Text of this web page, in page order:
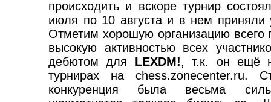
происходить и вскоре турнир
июля по 10 августа и в нем приняли
Отметим хорошую организацию всего
высокую активностью всех
дебютом для LEXDM!, т.к. он ещё
турнирах на chess.zonecenter.ru.
конкуренция была весьма